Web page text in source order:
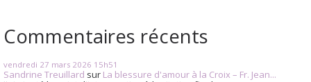
Commentaires récents
vendredi 27 mars 2026 15h51
Sandrine Treuillard sur La blessure d'amour à la Croix – Fr. Jean...